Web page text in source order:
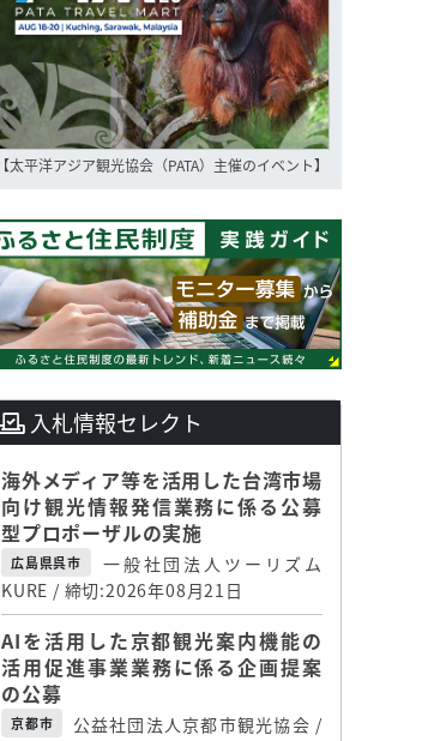
【太平洋アジア観光協会（PATA）主催のイベント】
入札情報セレクト
海外メディア等を活用した台湾市場
向け観光情報発信業務に係る公募
型プロポーザルの実施
広島県呉市
一般社団法人ツーリズム
KURE / 締切:2026年08月21日
AIを活用した京都観光案内機能の
活用促進事業業務に係る企画提案
の公募
京都市
公益社団法人京都市観光協会 /